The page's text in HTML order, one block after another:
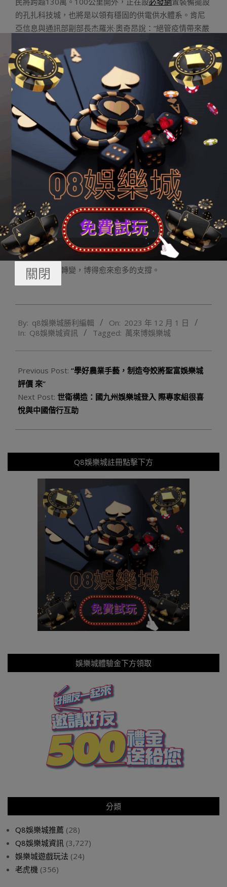
的孔扎科技城，也將是以領有穩固的供電供水體系。肯尼
亞信息與通訊部副部長杰羅米·奧奇昂說：“絕管疫情帶來嚴
肅挑釁，但項目多方親近協作、聯合同心專心，確保了工
程進度。大壩設置裝備擺設順遂推動，對周邊和孔扎科技
城的將來生長至關緊張。”
津巴布韋中非經濟文明交流研究中央研究員唐納德·魯沙布
瓦透露表現，跟著疫情防控獲得進鋪，不少非中互助項目
復工復產。
金大發娛樂城期間，非中經貿互助勢必加倍深切，
完成雙贏
太子娛樂城
。”蘇丹雙尼羅大學政治學傳授哈桑·紹
里認為，中國對非洲國度抗擊疫情的支撐不僅體目前物質
贊助、履歷分享等方面，更著眼于非洲國度可繼續生長，
在經濟平易近生范疇的互助勢必推進后疫情期間的非中瓜
葛再上新臺階。
生長對接，中非互助擁抱新機會
大批數據以及究竟證實，中非互助成果在非洲大陸望得
見、摸得著、接地氣，改良當地平易近生，為非洲生長帶
來實其實在的轉變，博得愈來愈多的支撐。
12-
01
By: q8娛樂城勝利編輯 On: 2023 年 12 月 1 日
In: Q8娛樂城資訊 Tagged: 萬來博娛樂城
Previous Post: “學好農業手藝，制造夸姣將聖富娛樂城
評價 來”
Next Post: 世衛構造：國九州娛樂城登入 際專家組很喜
悅與中國偕行互助
Q8娛樂城註冊點擊下方
娛樂城體驗金下方領取
分類
Q8娛樂城推薦 (28)
Q8娛樂城資訊 (3,727)
娛樂城遊戲玩法 (24)
老虎機 (356)
關閉